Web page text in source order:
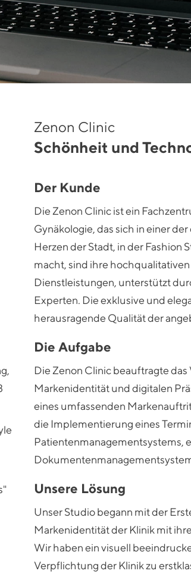
Zenon Clinic
Schönheit und
Der Kunde
Die Zenon Clinic ist ein
Gynäkologie, das sich in einer
Herzen der Stadt, in der Fashion
macht, sind ihre
Dienstleistungen, unterstützt
Experten. Die exklusive und
herausragende Qualität der
Die Aufgabe
Die Zenon Clinic beauftragte
Markenidentität und digitalen
eines umfassenden
die Implementierung eines
Patientenmanagementsystems,
Unsere Lösung
Unser Studio begann mit der
Markenidentität der Klinik mit
Wir haben ein visuell
Verpflichtung der Klinik zu